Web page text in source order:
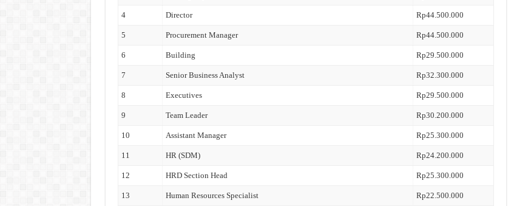
4 Director Rp44.500.000
5 Procurement Manager Rp44.500.000
6 Building Rp29.500.000
7 Senior Business Analyst Rp32.300.000
8 Executives Rp29.500.000
9 Team Leader Rp30.200.000
10 Assistant Manager Rp25.300.000
11 HR (SDM) Rp24.200.000
12 HRD Section Head Rp25.300.000
13 Human Resources Specialist Rp22.500.000